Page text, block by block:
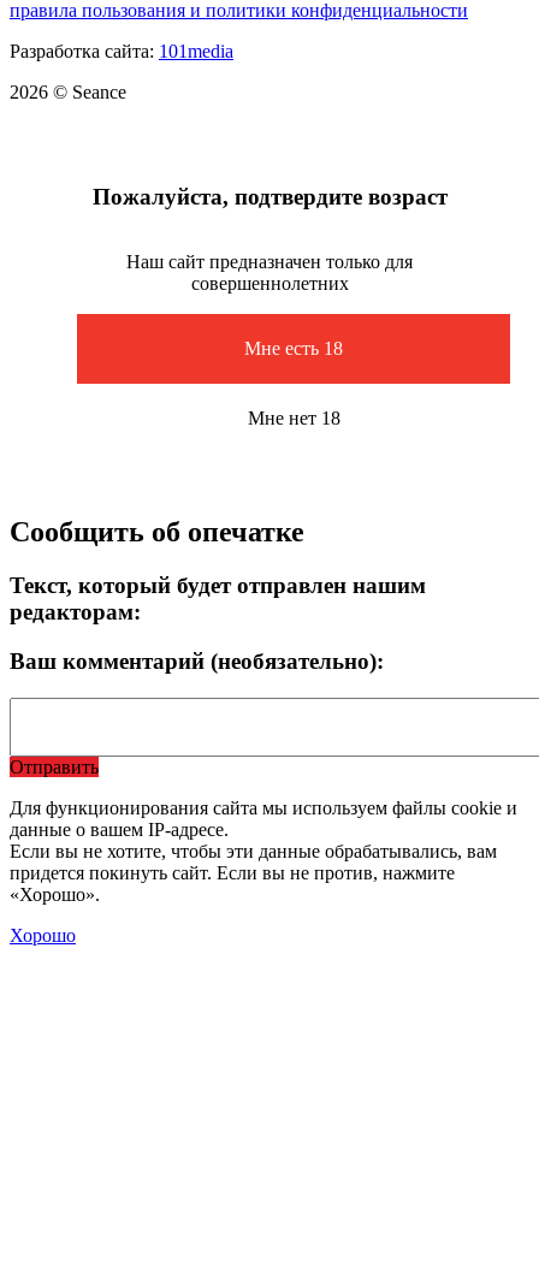
правила пользования и политики конфиденциальности
Разработка сайта: 101media
2026 © Seance
Пожалуйста, подтвердите возраст
Наш сайт предназначен только для
совершеннолетних
Мне есть 18
Мне нет 18
Сообщить об опечатке
Текст, который будет отправлен нашим
редакторам:
Ваш комментарий (необязательно):
Отправить
Для функционирования сайта мы используем файлы cookie и
данные о вашем IP-адресе.
Если вы не хотите, чтобы эти данные обрабатывались, вам
придется покинуть сайт. Если вы не против, нажмите
«Хорошо».
Хорошо